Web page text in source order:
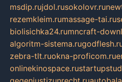
msdip.rujdol.rusokolovr.ru
rezemkleim.rumassage-tai.ru
biolisichka24.rumncraft-
algoritm-sistema.ru
zebra-tlt.ruokna-proficom.ru
onlinekinospace.ru